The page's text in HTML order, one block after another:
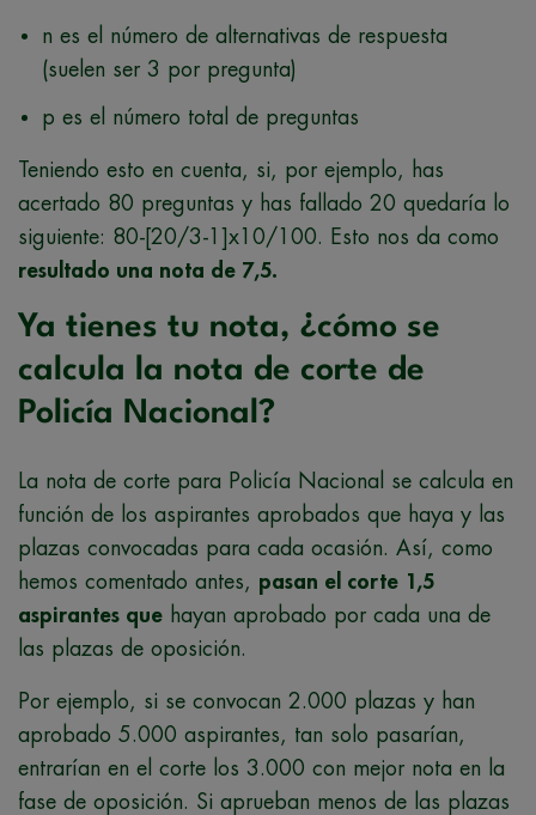
n es el número de alternativas de respuesta
(suelen ser 3 por pregunta)
p es el número total de preguntas
Teniendo esto en cuenta, si, por ejemplo, has
acertado 80 preguntas y has fallado 20 quedaría lo
siguiente: 80-[20/3-1]x10/100. Esto nos da como
resultado una nota de 7,5.
Ya tienes tu nota, ¿cómo se
calcula la nota de corte de
Policía Nacional?
La nota de corte para Policía Nacional se calcula en
función de los aspirantes aprobados que haya y las
plazas convocadas para cada ocasión. Así, como
hemos comentado antes, pasan el corte 1,5
aspirantes que hayan aprobado por cada una de
las plazas de oposición.
Por ejemplo, si se convocan 2.000 plazas y han
aprobado 5.000 aspirantes, tan solo pasarían,
entrarían en el corte los 3.000 con mejor nota en la
fase de oposición. Si aprueban menos de las plazas